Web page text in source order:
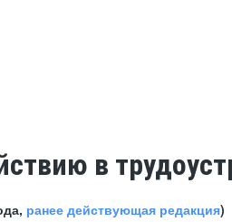
в
ранее действующая редакция)